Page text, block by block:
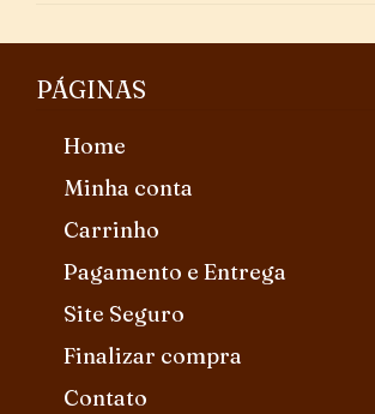
PÁGINAS
Home
Minha conta
Carrinho
Pagamento e Entrega
Site Seguro
Finalizar compra
Contato